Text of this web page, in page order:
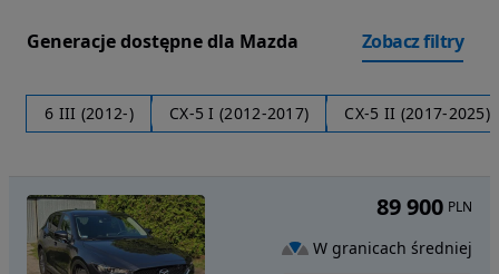
Generacje dostępne dla Mazda Zobacz filtry
6 III (2012-) CX-5 I (2012-2017) CX-5 II (2017-2025)
89 900 PLN
W granicach średniej